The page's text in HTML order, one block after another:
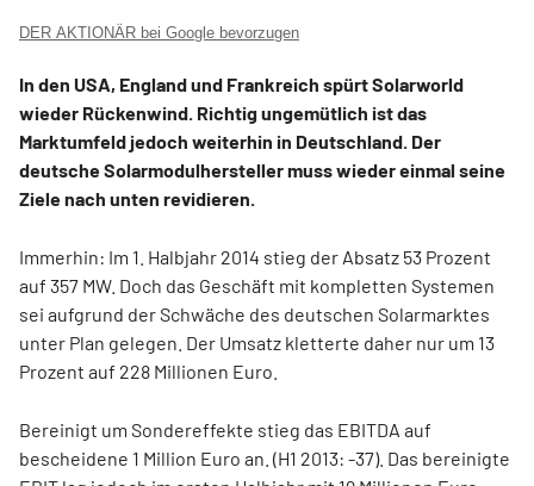
DER AKTIONÄR bei Google bevorzugen
In den USA, England und Frankreich spürt Solarworld
wieder Rückenwind. Richtig ungemütlich ist das
Marktumfeld jedoch weiterhin in Deutschland. Der
deutsche Solarmodulhersteller muss wieder einmal seine
Ziele nach unten revidieren.
Immerhin: Im 1. Halbjahr 2014 stieg der Absatz 53 Prozent
auf 357 MW. Doch das Geschäft mit kompletten Systemen
sei aufgrund der Schwäche des deutschen Solarmarktes
unter Plan gelegen. Der Umsatz kletterte daher nur um 13
Prozent auf 228 Millionen Euro.
Bereinigt um Sondereffekte stieg das EBITDA auf
bescheidene 1 Million Euro an. (H1 2013: -37). Das bereinigte